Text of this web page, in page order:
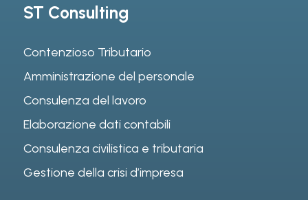
ST Consulting
Contenzioso Tributario
Amministrazione del personale
Consulenza del lavoro
Elaborazione dati contabili
Consulenza civilistica e tributaria
Gestione della crisi d’impresa